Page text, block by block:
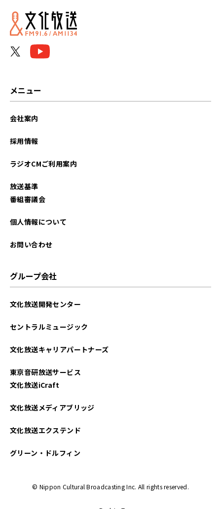
2025年11月
2025年02月
2024年11月
2024年06月
2024年05月
2024年04月
メニュー
会社案内
採用情報
ラジオCMご利用案内
放送基準
番組審議会
個人情報について
お問い合わせ
グループ会社
文化放送開発センター
セントラルミュージック
文化放送キャリアパートナーズ
東京音研放送サービス
文化放送iCraft
文化放送メディアブリッジ
文化放送エクステンド
グリーン・ドルフィン
© Nippon Cultural Broadcasting Inc. All rights reserved.